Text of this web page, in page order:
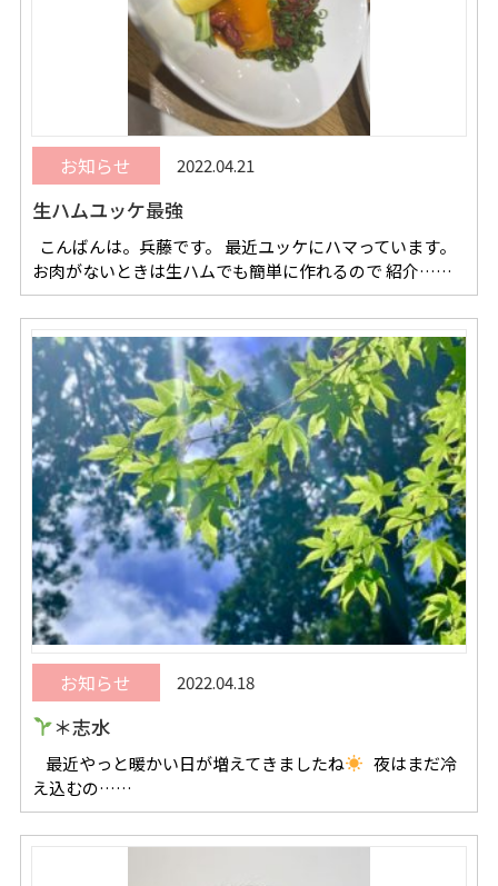
お知らせ 2022.04.21
生ハムユッケ最強
こんばんは。兵藤です。 最近ユッケにハマっています。
お肉がないときは生ハムでも簡単に作れるので 紹介……
お知らせ 2022.04.18
＊志水
最近やっと暖かい日が増えてきましたね
夜はまだ冷
え込むの……